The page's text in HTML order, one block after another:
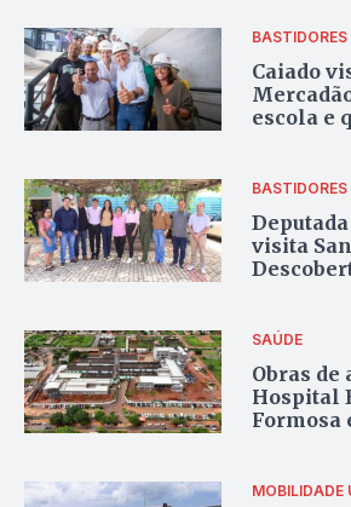
Caiado
escola e
visita
SAÚDE
Obras de
Hospital
Formosa
MOBILIDADE